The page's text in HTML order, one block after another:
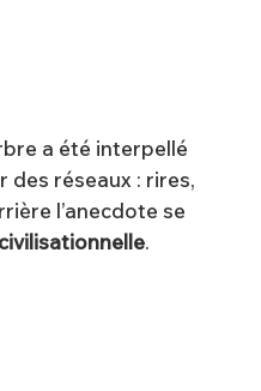
a été interpellé
des réseaux : rires,
l’anecdote se
.